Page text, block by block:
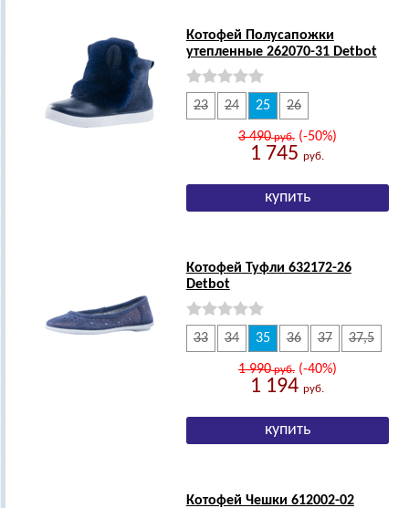
Котофей Полусапожки
утепленные 262070-31 Detbot
23 24 25 26
3 490руб.(-50%)
1 745руб.
Котофей Туфли 632172-26
Detbot
33 34 35 36 37 37,5
1 990руб.(-40%)
1 194руб.
Котофей Чешки 612002-02